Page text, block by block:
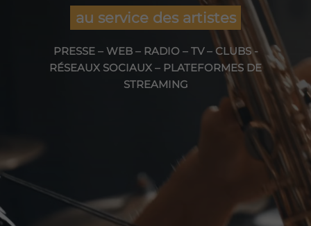
au service des artistes
PRESSE – WEB – RADIO – TV – CLUBS -
RÉSEAUX SOCIAUX – PLATEFORMES DE
STREAMING